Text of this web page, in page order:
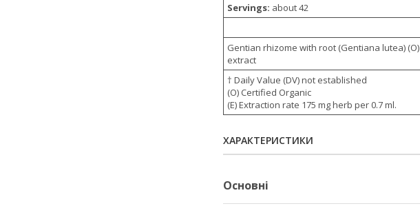
Servings: about 42
Gentian rhizome with root (Gentiana lutea) (O)
extract
† Daily Value (DV) not established
(O) Certified Organic
(E) Extraction rate 175 mg herb per 0.7 ml.
ХАРАКТЕРИСТИКИ
Основні